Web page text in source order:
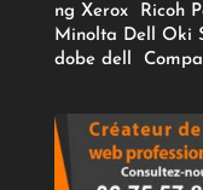
ng Xerox Ricoh
Minolta Dell Oki
dobe dell